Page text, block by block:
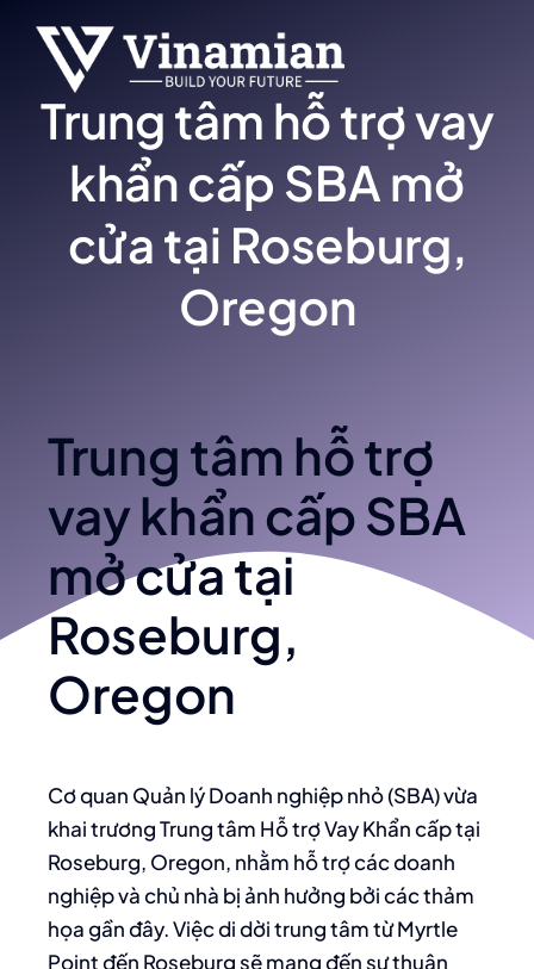
content
Trung tâm hỗ trợ vay
khẩn cấp SBA mở
cửa tại Roseburg,
Oregon
Trung tâm hỗ trợ
vay khẩn cấp SBA
mở cửa tại
Roseburg,
Oregon
Cơ quan Quản lý Doanh nghiệp nhỏ (SBA) vừa
khai trương Trung tâm Hỗ trợ Vay Khẩn cấp tại
Roseburg, Oregon, nhằm hỗ trợ các doanh
nghiệp và chủ nhà bị ảnh hưởng bởi các thảm
họa gần đây. Việc di dời trung tâm từ Myrtle
Point đến Roseburg sẽ mang đến sự thuận